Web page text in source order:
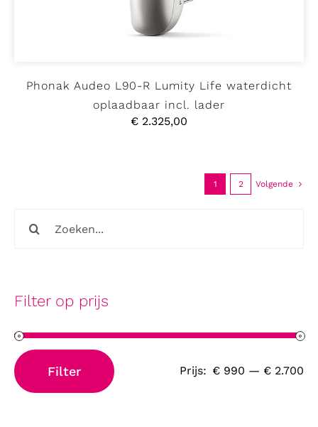
naar:
Filter op prijs
Min.
Max.
Filter Prijs: € 990 — € 2.700
Phonak Audeo L90-R Lumity Life waterdicht
oplaadbaar incl. lader
€ 2.325,00
1 2 Volgende